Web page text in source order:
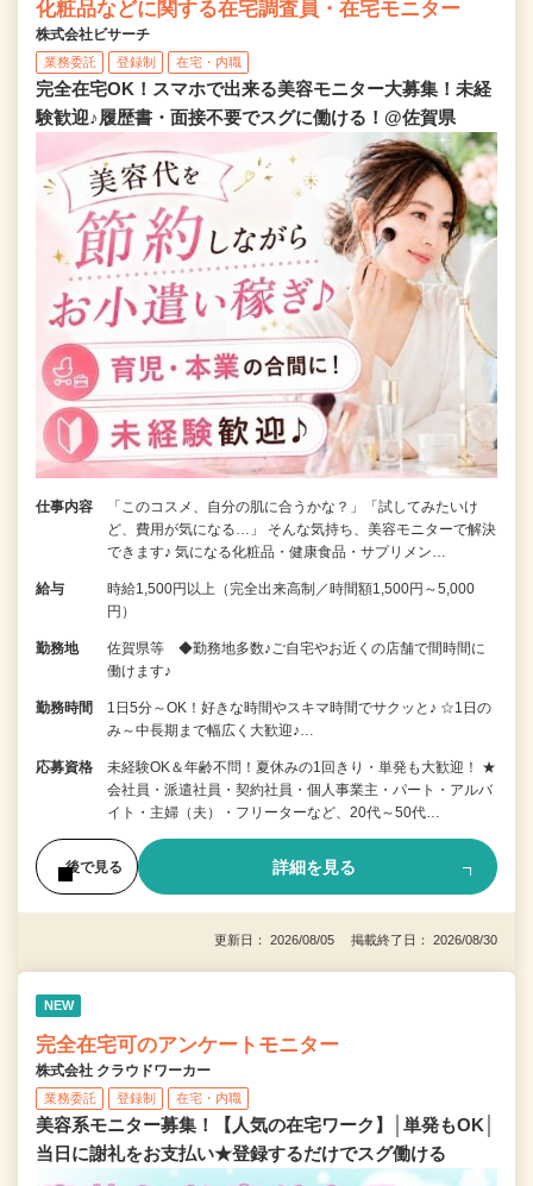
化粧品などに関する在宅調査員・在宅モニター
株式会社ビサーチ
業務委託 登録制 在宅・内職
完全在宅OK！スマホで出来る美容モニター大募集！未経
験歓迎♪履歴書・面接不要でスグに働ける！@佐賀県
仕事内容
「このコスメ、自分の肌に合うかな？」「試してみたいけ
ど、費用が気になる…」 そんな気持ち、美容モニターで解決
できます♪ 気になる化粧品・健康食品・サプリメン…
給与
時給1,500円以上（完全出来高制／時間額1,500円～5,000
円）
勤務地
佐賀県等 ◆勤務地多数♪ご自宅やお近くの店舗で間時間に
働けます♪
勤務時間
1日5分～OK！好きな時間やスキマ時間でサクッと♪ ☆1日の
み～中長期まで幅広く大歓迎♪…
応募資格
未経験OK＆年齢不問！夏休みの1回きり・単発も大歓迎！ ★
会社員・派遣社員・契約社員・個人事業主・パート・アルバ
イト・主婦（夫）・フリーターなど、20代～50代…
後で見る 詳細を見る
更新日： 2026/08/05 掲載終了日： 2026/08/30
NEW
完全在宅可のアンケートモニター
株式会社 クラウドワーカー
業務委託 登録制 在宅・内職
美容系モニター募集！【人気の在宅ワーク】│単発もOK│
当日に謝礼をお支払い★登録するだけでスグ働ける